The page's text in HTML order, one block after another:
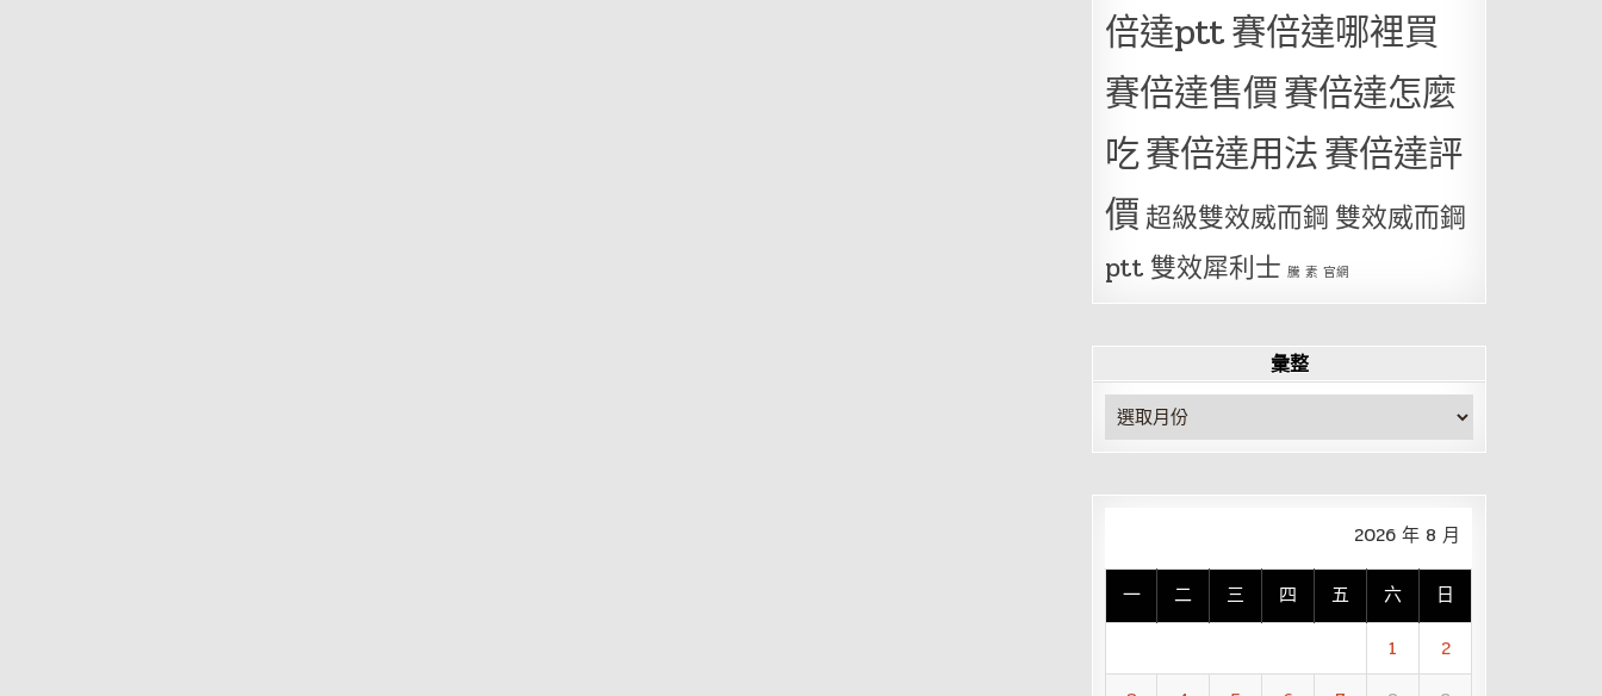
倍達ptt賽倍達哪裡買
賽倍達售價賽倍達怎麼
吃賽倍達用法賽倍達評
價超級雙效威而鋼 雙效威而鋼
ptt 雙效犀利士 騰 素 官網
彙整
彙
整
2026 年 8 月
一 二 三 四 五 六
日
1
2